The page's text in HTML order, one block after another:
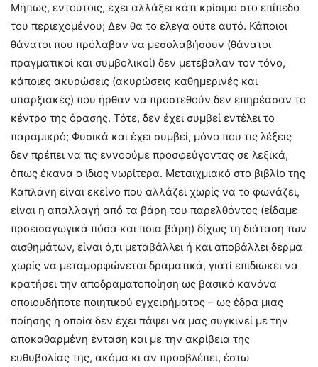
Μήπως, εντούτοις, έχει αλλάξει κάτι κρίσιμο στο επίπεδο
του περιεχομένου; Δεν θα το έλεγα ούτε αυτό. Κάποιοι
θάνατοι που πρόλαβαν να μεσολαβήσουν (θάνατοι
πραγματικοί και συμβολικοί) δεν μετέβαλαν τον τόνο,
κάποιες ακυρώσεις (ακυρώσεις καθημερινές και
υπαρξιακές) που ήρθαν να προστεθούν δεν επηρέασαν το
κέντρο της όρασης. Τότε, δεν έχει συμβεί εντέλει το
παραμικρό; Φυσικά και έχει συμβεί, μόνο που τις λέξεις
δεν πρέπει να τις εννοούμε προσφεύγοντας σε λεξικά,
όπως έκανα ο ίδιος νωρίτερα. Μεταιχμιακό στο βιβλίο της
Καπλάνη είναι εκείνο που αλλάζει χωρίς να το φωνάζει,
είναι η απαλλαγή από τα βάρη του παρελθόντος (είδαμε
προεισαγωγικά πόσα και ποια βάρη) δίχως τη διάταση των
αισθημάτων, είναι ό,τι μεταβάλλει ή και αποβάλλει δέρμα
χωρίς να μεταμορφώνεται δραματικά, γιατί επιδιώκει να
κρατήσει την αποδραματοποίηση ως βασικό κανόνα
οποιουδήποτε ποιητικού εγχειρήματος – ως έδρα μιας
ποίησης η οποία δεν έχει πάψει να μας συγκινεί με την
αποκαθαρμένη ένταση και με την ακρίβεια της
ευθυβολίας της, ακόμα κι αν προσβλέπει, έστω